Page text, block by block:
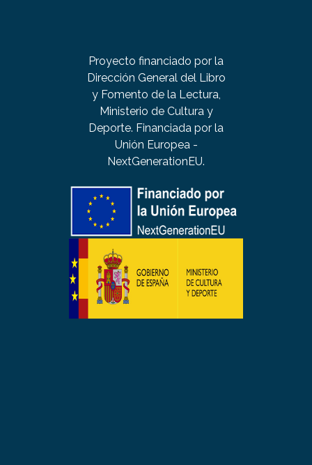
Proyecto financiado por la
Dirección General del Libro
y Fomento de la Lectura,
Ministerio de Cultura y
Deporte. Financiada por la
Unión Europea -
NextGenerationEU.